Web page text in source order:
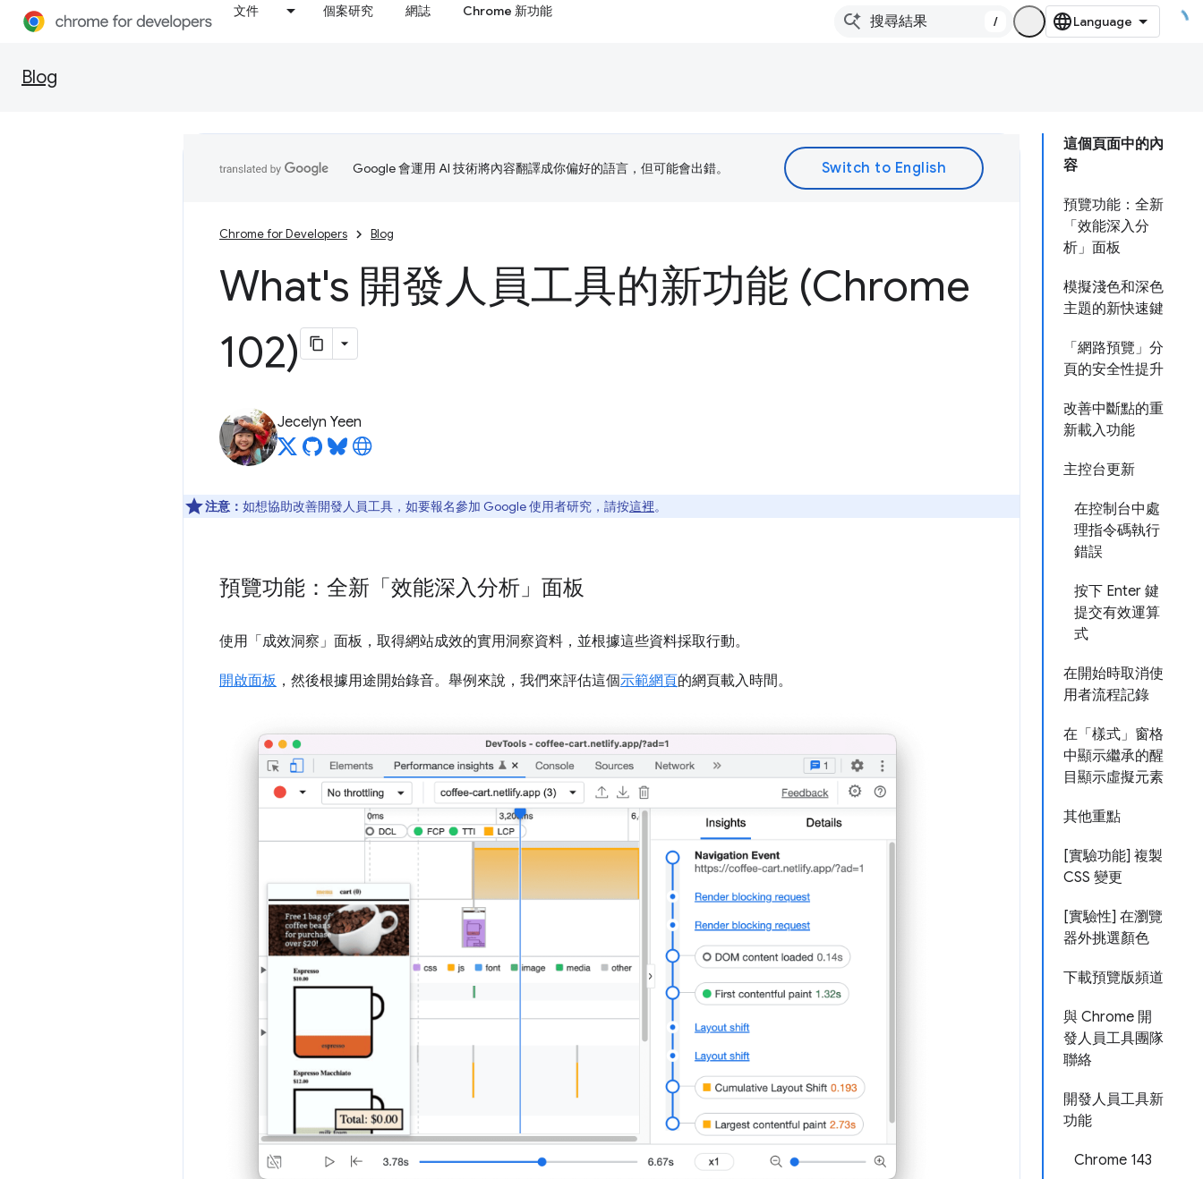
文件 個案研究 網誌 Chrome 新功能
/
Blog
這個頁面中的內
容
預覽功能：全新
「效能深入分
析」面板
模擬淺色和深色
主題的新快速鍵
「網路預覽」分
頁的安全性提升
改善中斷點的重
新載入功能
主控台更新
在控制台中處
理指令碼執行
錯誤
按下 Enter 鍵
提交有效運算
式
在開始時取消使
用者流程記錄
在「樣式」窗格
中顯示繼承的醒
目顯示虛擬元素
其他重點
[實驗功能] 複製
CSS 變更
[實驗性] 在瀏覽
器外挑選顏色
下載預覽版頻道
與 Chrome 開
發人員工具團隊
聯絡
開發人員工具新
功能
Chrome 143
Google 會運用 AI 技術將內容翻譯成你偏好的語言，但可能會出錯。
Chrome for Developers Blog
What's 開發人員工具的新功能 (Chrome
102)
Jecelyn Yeen
注意： 如想協助改善開發人員工具，如要報名參加 Google 使用者研究，請按這裡。
預覽功能：全新「效能深入分析」面板
使用「成效洞察」 面板，取得網站成效的實用洞察資料，並根據這些資料採取行動。
開啟面板 ，然後根據用途開始錄音。舉例來說，我們來評估這個示範網頁的網頁載入時間。